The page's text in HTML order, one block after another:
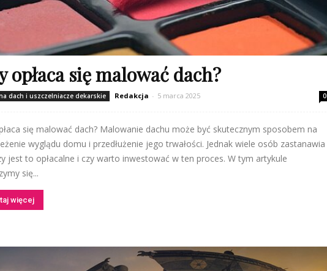
opłaca się malować dach?
dach i uszczelniacze dekarskie Redakcja - 5 marca 2025 0
się malować dach? Malowanie dachu może być skutecznym sposobem na
wyglądu domu i przedłużenie jego trwałości. Jednak wiele osób zastanawia
jest to opłacalne i czy warto inwestować w ten proces. W tym artykule
się...
więcej